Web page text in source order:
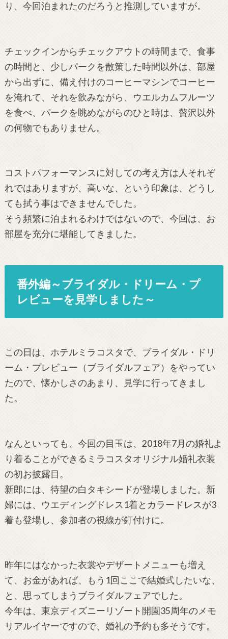
り、今回泊まれたのだろうと推測していますが。
チェックインからチェックアウトの時間まで、食事
の時間と、少しパークを散策した時間以外は、部屋
から出ずに、備え付けのコーヒーマシンでコーヒー
を淹れて、それを飲みながら、ウエルカムフルーツ
を食べ、パークを眺めながらのひと時は、贅沢以外
の何物でもありません。
コストパフォーマンスに対しての考え方は人それぞ
れではありますが、高いな、という印象は、どうし
ても拭う事はできませんでした。
そう頻繁に泊まれるわけではないので、今回は、お
部屋を充分に堪能してきました。
番外編～ブライダル・ドリーム・プ
レビューを見学しました～
この日は、ホテルミラコスタで、ブライダル・ドリ
ーム・プレビュー（ブライダルフェア）をやってい
たので、懐かしさのあまり、見学に行ってきまし
た。
なんといっても、今回の目玉は、2018年7月の婚礼よ
り着ることができるミラコスタオリジナル婚礼衣装
の初お披露目。
新郎には、待望の白タキシードが登場しました。新
婦には、ウエディングドレス1着とカラードレスが3
着も登場し、参加者の視線が釘付けに。
昨年にはなかった衣裳やデザートメニューも増え
て、お金があれば、もう1回ここで結婚式したいな、
と、思ってしまうブライダルフェアでした。
今年は、東京ディズニーリゾート開園35周年のメモ
リアルイヤーですので、婚礼の予約も多そうです。